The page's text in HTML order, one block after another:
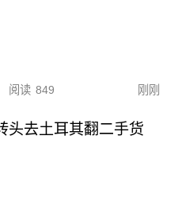
阅读 849 刚刚
头去土耳其翻二手货